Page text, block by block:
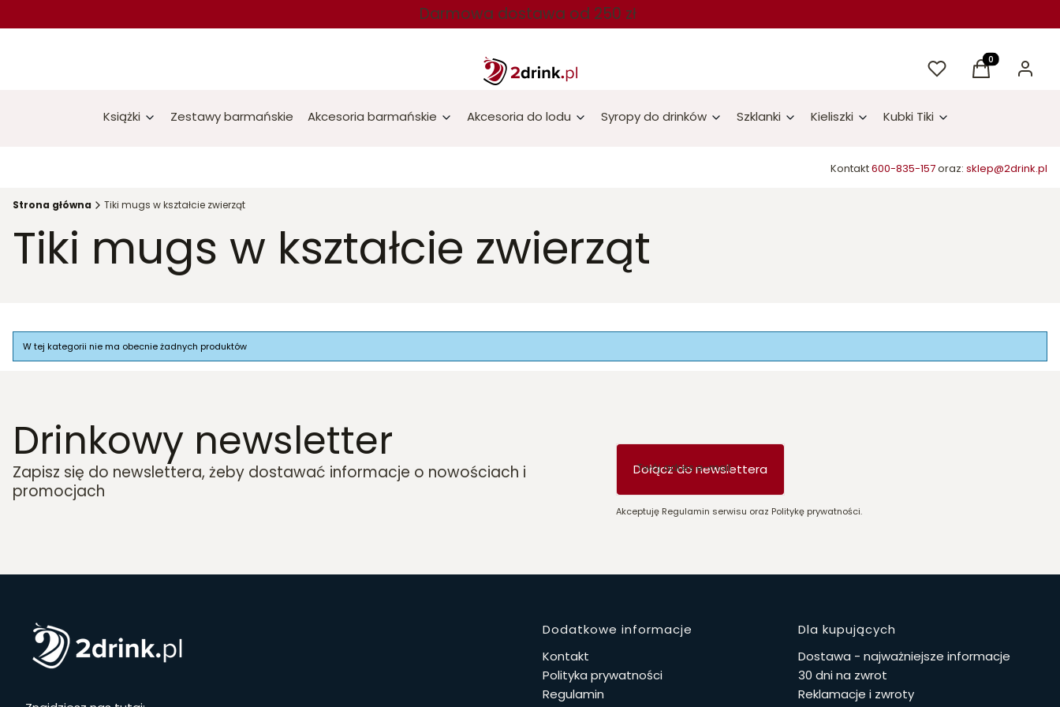
Darmowa dostawa od 250 zł
UlubioneProdukty w
Koszyk Zaloguj
Książki Zestawy barmańskie Akcesoria barmańskie Akcesoria do lodu Syropy do drinków Szklanki Kieliszki Kubki Tiki
Kontakt600-835-157oraz: sklep@2drink.pl
Strona główna Tiki mugs w kształcie zwierząt
Tiki mugs w kształcie zwierząt
Lista produktów
W tej kategorii nie ma obecnie żadnych produktów
Drinkowy newsletter
Zapisz się do newslettera, żeby dostawać informacje o nowościach i
promocjach
Twój adres e-mail
Dołącz do newslettera
Akceptuję Regulamin serwisu oraz Politykę prywatności.
Linki w stopce
Dodatkowe informacje
Kontakt
Polityka prywatności
Regulamin
Dla kupujących
Dostawa - najważniejsze informacje
30 dni na zwrot
Reklamacje i zwroty